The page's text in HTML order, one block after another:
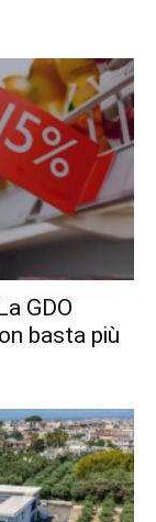
GDO
basta più